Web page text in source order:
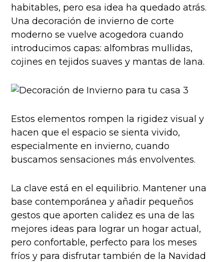
habitables, pero esa idea ha quedado atrás.
Una decoración de invierno de corte
moderno se vuelve acogedora cuando
introducimos capas: alfombras mullidas,
cojines en tejidos suaves y mantas de lana.
Estos elementos rompen la rigidez visual y
hacen que el espacio se sienta vivido,
especialmente en invierno, cuando
buscamos sensaciones más envolventes.
La clave está en el equilibrio. Mantener una
base contemporánea y añadir pequeños
gestos que aporten calidez es una de las
mejores ideas para lograr un hogar actual,
pero confortable, perfecto para los meses
fríos y para disfrutar también de la Navidad